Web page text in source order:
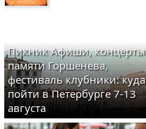
Пикник Афиши, концерты
памяти Горшенева,
фестиваль клубники: куда
пойти в Петербурге 7-13
августа